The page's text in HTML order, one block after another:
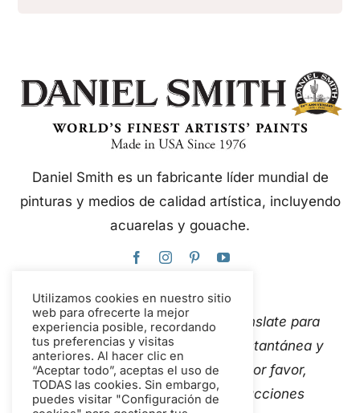
Daniel Smith es un fabricante líder mundial de
pinturas y medios de calidad artística, incluyendo
acuarelas y gouache.
Este sitio web utiliza Google Translate para
traducir el contenido de forma instantánea y
automática a varios idiomas. Por favor,
ContáctanosSi detectas traducciones
Utilizamos cookies en nuestro sitio
web para ofrecerte la mejor
experiencia posible, recordando
tus preferencias y visitas
anteriores. Al hacer clic en
“Aceptar todo”, aceptas el uso de
TODAS las cookies. Sin embargo,
puedes visitar "Configuración de